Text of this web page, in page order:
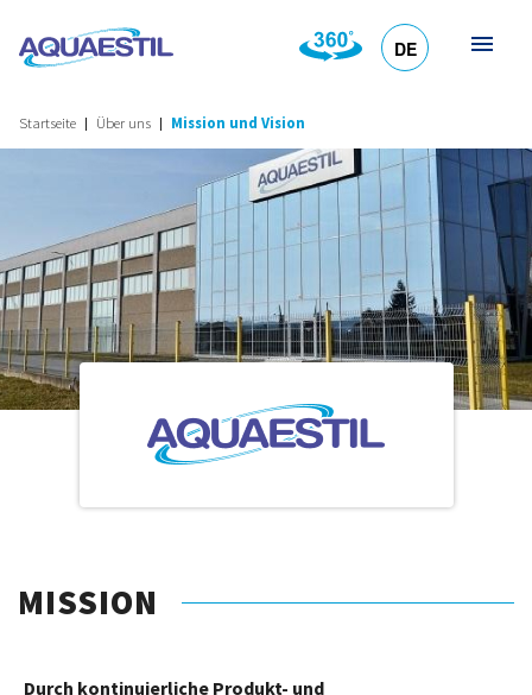
DE
Startseite Über uns Mission und Vision
MISSION
Durch kontinuierliche Produkt- und